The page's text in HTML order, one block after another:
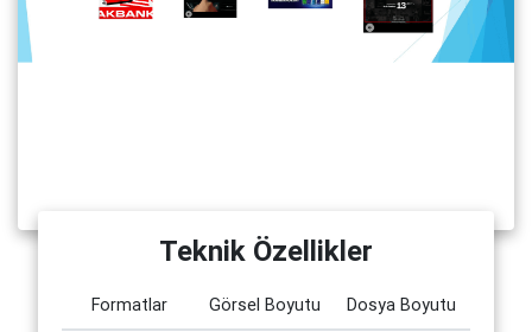
Teknik Özellikler
Formatlar Görsel Boyutu Dosya Boyutu